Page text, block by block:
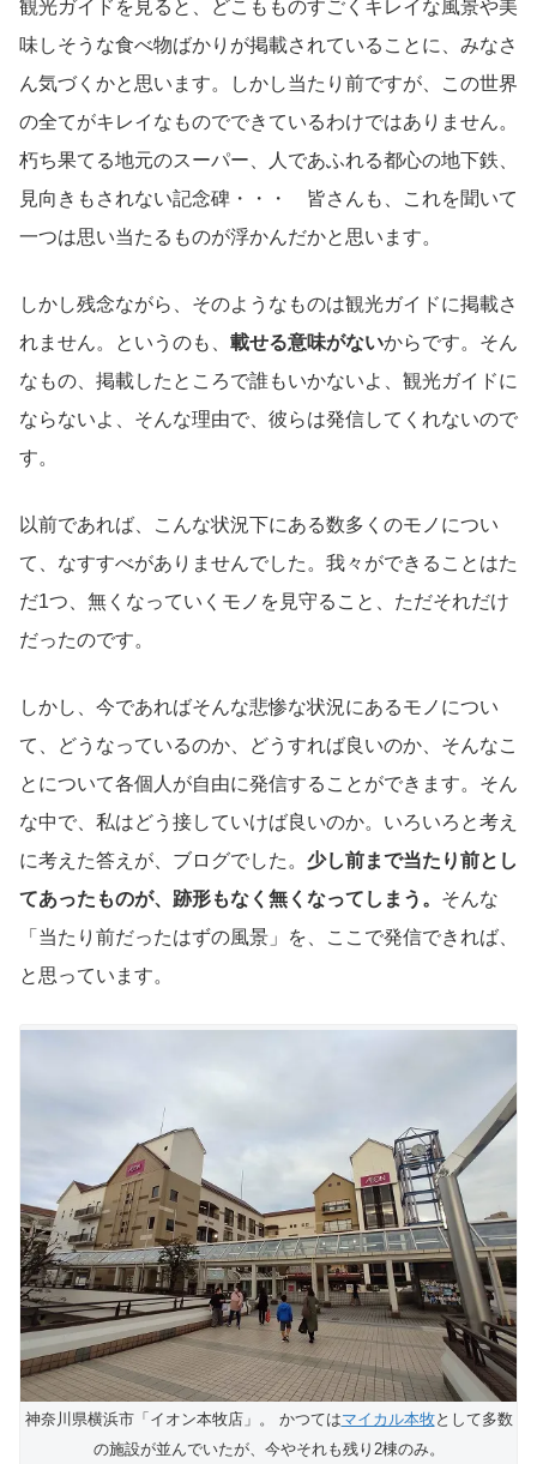
観光ガイドを見ると、どこもものすごくキレイな風景や美
味しそうな食べ物ばかりが掲載されていることに、みなさ
ん気づくかと思います。しかし当たり前ですが、この世界
の全てがキレイなものでできているわけではありません。
朽ち果てる地元のスーパー、人であふれる都心の地下鉄、
見向きもされない記念碑・・・ 皆さんも、これを聞いて
一つは思い当たるものが浮かんだかと思います。
しかし残念ながら、そのようなものは観光ガイドに掲載さ
れません。というのも、 載せる意味がないからです。そん
なもの、掲載したところで誰もいかないよ、観光ガイドに
ならないよ、そんな理由で、彼らは発信してくれないので
す。
以前であれば、こんな状況下にある数多くのモノについ
て、なすすべがありませんでした。我々ができることはた
だ1つ、無くなっていくモノを見守ること、ただそれだけ
だったのです。
しかし、今であればそんな悲惨な状況にあるモノについ
て、どうなっているのか、どうすれば良いのか、そんなこ
とについて各個人が自由に発信することができます。そん
な中で、私はどう接していけば良いのか。いろいろと考え
に考えた答えが、ブログでした。 少し前まで当たり前とし
てあったものが、跡形もなく無くなってしまう。 そんな
「当たり前だったはずの風景」を、ここで発信できれば、
と思っています。
神奈川県横浜市「イオン本牧店」。 かつてはマイカル本牧として多数
の施設が並んでいたが、今やそれも残り2棟のみ。